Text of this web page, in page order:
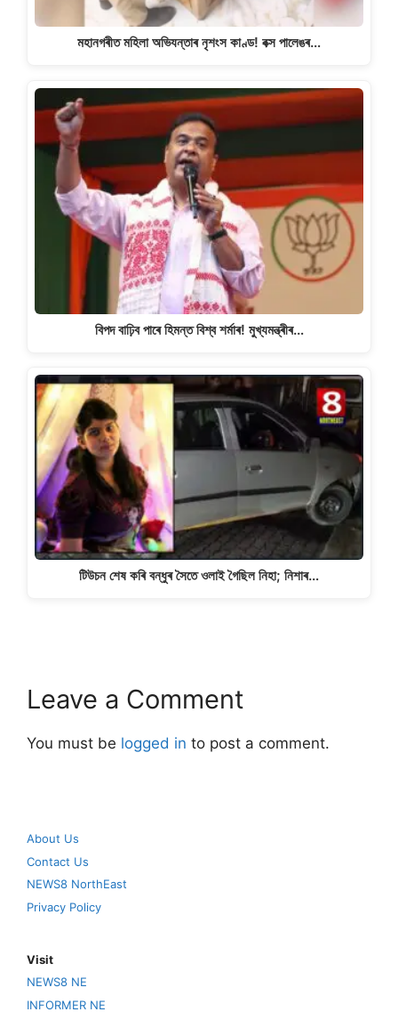
মহানগৰীত মহিলা অভিযন্তাৰ নৃশংস কাণ্ড! বক্স পালেঙৰ…
বিপদ বাঢ়িব পাৰে হিমন্ত বিশ্ব শৰ্মাৰ! মুখ্যমন্ত্ৰীৰ…
টিউচন শেষ কৰি বন্ধুৰ সৈতে ওলাই গৈছিল নিহা; নিশাৰ…
Leave a Comment
You must be logged in to post a comment.
About Us
Contact Us
NEWS8 NorthEast
Privacy Policy
Visit
NEWS8 NE
INFORMER NE